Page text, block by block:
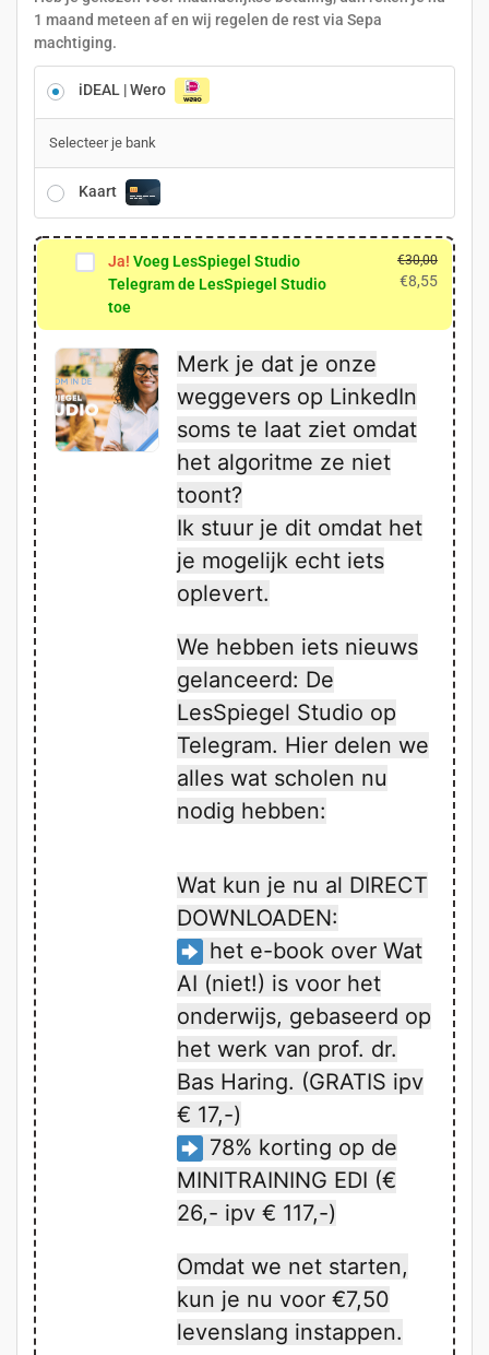
1 maand meteen af en wij regelen de rest via Sepa
machtiging.
iDEAL | Wero
Selecteer je bank
Kaart
Ja! Voeg LesSpiegel Studio
Telegram de LesSpiegel Studio
toe
€30,00
€8,55
Merk je dat je onze
weggevers op LinkedIn
soms te laat ziet omdat
het algoritme ze niet
toont?
Ik stuur je dit omdat het
je mogelijk echt iets
oplevert.
We hebben iets nieuws
gelanceerd: De
LesSpiegel Studio op
Telegram. Hier delen we
alles wat scholen nu
nodig hebben:
Wat kun je nu al DIRECT
DOWNLOADEN:
het e-book over Wat
AI (niet!) is voor het
onderwijs, gebaseerd op
het werk van prof. dr.
Bas Haring. (GRATIS ipv
€ 17,-)
78% korting op de
MINITRAINING EDI (€
26,- ipv € 117,-)
Omdat we net starten,
kun je nu voor €7,50
levenslang instappen.